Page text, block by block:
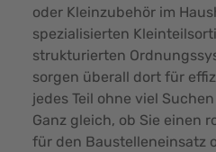
oder Kleinzubehör im
spezialisierten
strukturierten
sorgen überall dort für
jedes Teil ohne viel
Ganz gleich, ob Sie einen
für den Baustelleneinsatz